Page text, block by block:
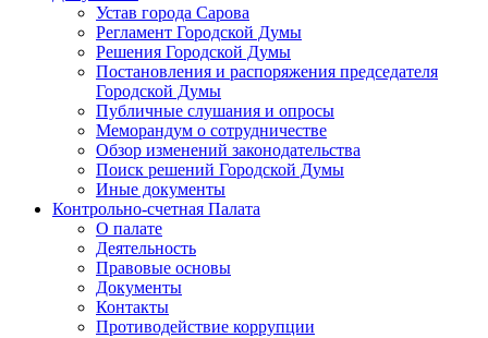
Устав города Сарова
Регламент Городской Думы
Решения Городской Думы
Постановления и распоряжения председателя
Городской Думы
Публичные слушания и опросы
Меморандум о сотрудничестве
Обзор изменений законодательства
Поиск решений Городской Думы
Иные документы
Контрольно-счетная Палата
О палате
Деятельность
Правовые основы
Документы
Контакты
Противодействие коррупции